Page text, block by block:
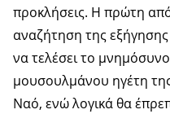
προκλήσεις. Η πρώτη
αναζήτηση της
να τελέσει το
μουσουλμάνου ηγέτη
Ναό, ενώ λογικά θα